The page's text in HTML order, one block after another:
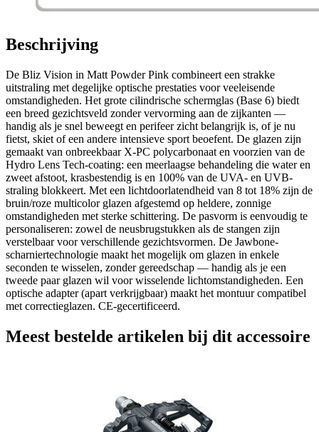
Beschrijving
De Bliz Vision in Matt Powder Pink combineert een strakke
uitstraling met degelijke optische prestaties voor veeleisende
omstandigheden. Het grote cilindrische schermglas (Base 6) biedt
een breed gezichtsveld zonder vervorming aan de zijkanten —
handig als je snel beweegt en perifeer zicht belangrijk is, of je nu
fietst, skiet of een andere intensieve sport beoefent. De glazen zijn
gemaakt van onbreekbaar X-PC polycarbonaat en voorzien van de
Hydro Lens Tech-coating: een meerlaagse behandeling die water en
zweet afstoot, krasbestendig is en 100% van de UVA- en UVB-
straling blokkeert. Met een lichtdoorlatendheid van 8 tot 18% zijn de
bruin/roze multicolor glazen afgestemd op heldere, zonnige
omstandigheden met sterke schittering. De pasvorm is eenvoudig te
personaliseren: zowel de neusbrugstukken als de stangen zijn
verstelbaar voor verschillende gezichtsvormen. De Jawbone-
scharniertechnologie maakt het mogelijk om glazen in enkele
seconden te wisselen, zonder gereedschap — handig als je een
tweede paar glazen wil voor wisselende lichtomstandigheden. Een
optische adapter (apart verkrijgbaar) maakt het montuur compatibel
met correctieglazen. CE-gecertificeerd.
Meest bestelde artikelen bij dit accessoire